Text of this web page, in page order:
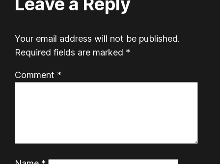
Your email address will not be published.
Required fields are marked *
Comment *